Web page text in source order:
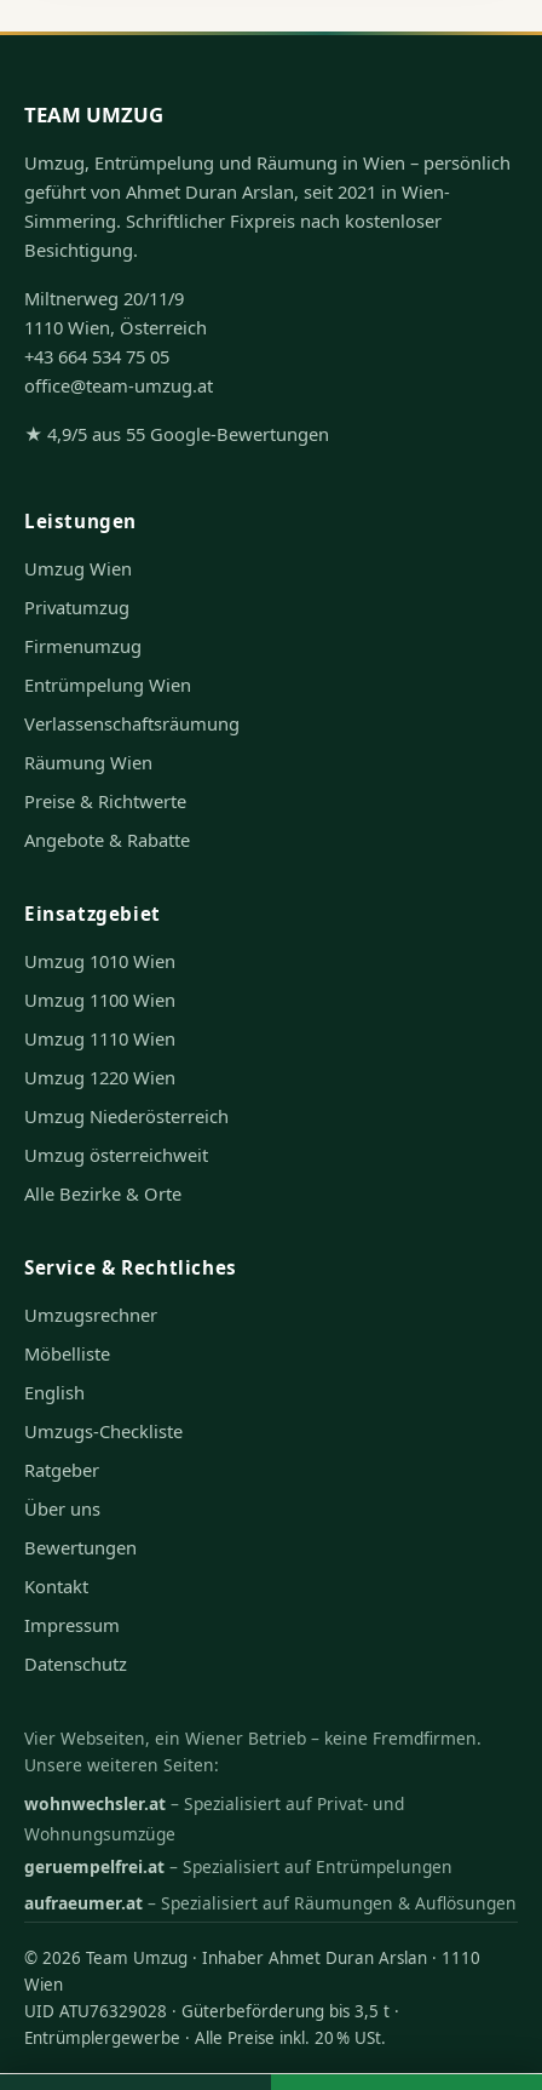
TEAM UMZUG
Umzug, Entrümpelung und Räumung in Wien – persönlich
geführt von Ahmet Duran Arslan, seit 2021 in Wien-
Simmering. Schriftlicher Fixpreis nach kostenloser
Besichtigung.
Miltnerweg 20/11/9
1110 Wien, Österreich
+43 664 534 75 05
office@team-umzug.at
★ 4,9/5 aus 55 Google-Bewertungen
Leistungen
Umzug Wien
Privatumzug
Firmenumzug
Entrümpelung Wien
Verlassenschaftsräumung
Räumung Wien
Preise & Richtwerte
Angebote & Rabatte
Einsatzgebiet
Umzug 1010 Wien
Umzug 1100 Wien
Umzug 1110 Wien
Umzug 1220 Wien
Umzug Niederösterreich
Umzug österreichweit
Alle Bezirke & Orte
Service & Rechtliches
Umzugsrechner
Möbelliste
English
Umzugs-Checkliste
Ratgeber
Über uns
Bewertungen
Kontakt
Impressum
Datenschutz
Vier Webseiten, ein Wiener Betrieb – keine Fremdfirmen.
Unsere weiteren Seiten:
wohnwechsler.at – Spezialisiert auf Privat- und
Wohnungsumzüge
geruempelfrei.at – Spezialisiert auf Entrümpelungen
aufraeumer.at – Spezialisiert auf Räumungen & Auflösungen
© 2026 Team Umzug · Inhaber Ahmet Duran Arslan · 1110
Wien
UID ATU76329028 · Güterbeförderung bis 3,5 t ·
Entrümplergewerbe · Alle Preise inkl. 20 % USt.